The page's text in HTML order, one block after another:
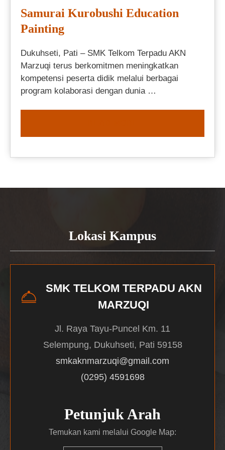
Samurai Kurobushi Education
Painting
Dukuhseti, Pati – SMK Telkom Terpadu AKN
Marzuqi terus berkomitmen meningkatkan
kompetensi peserta didik melalui berbagai
program kolaborasi dengan dunia …
Lokasi Kampus
SMK TELKOM TERPADU AKN
MARZUQI
Jl. Raya Tayu-Puncel Km. 11
Selempung, Dukuhseti, Pati 59158
smkaknmarzuqi@gmail.com
(0295) 4591698
Petunjuk Arah
Temukan kami melalui Google Map: